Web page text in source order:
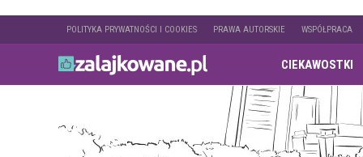
POLITYKA PRYWATNOŚCI I COOKIES PRAWA AUTORSKIE WSPÓŁPRACA
CIEKAWOSTKI